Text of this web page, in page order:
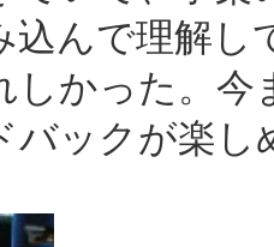
込んで理解し
しかった。今
バックが楽し